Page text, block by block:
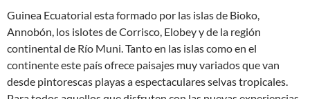
Guinea Ecuatorial esta formado por las islas de Bioko,
Annobón, los islotes de Corrisco, Elobey y de la región
continental de Río Muni. Tanto en las islas como en el
continente este país ofrece paisajes muy variados que van
desde pintorescas playas a espectaculares selvas tropicales.